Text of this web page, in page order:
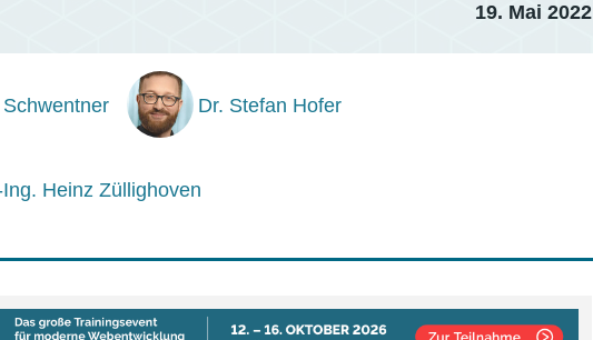
19. Mai 2022
Dr. Stefan Hofer
Heinz Züllighoven